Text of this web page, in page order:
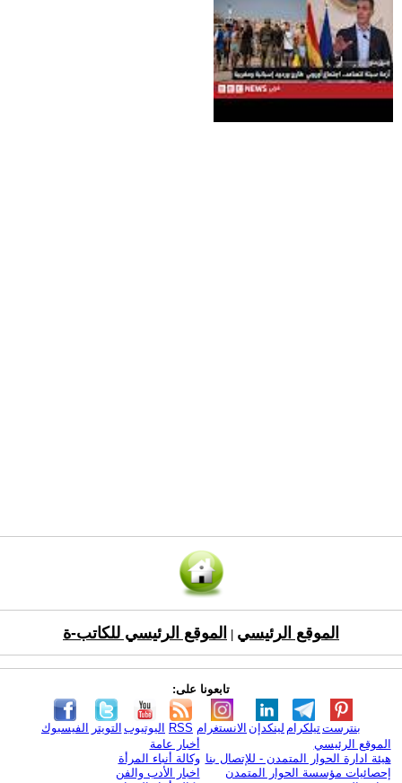
الموقع الرئيسي الموقع الرئيسي للكاتب-ة
تابعونا على:
الفيسبوك التويتر اليوتيوب RSS الانستغرام لينكدإن تيلكرامبنترست
الموقع الرئيسي
هيئة ادارة الحوار المتمدن - للإتصال بنا
إحصائيات مؤسسة الحوار المتمدن
أخبار عامة
وكالة أنباء المرأة
اخبار الأدب والفن